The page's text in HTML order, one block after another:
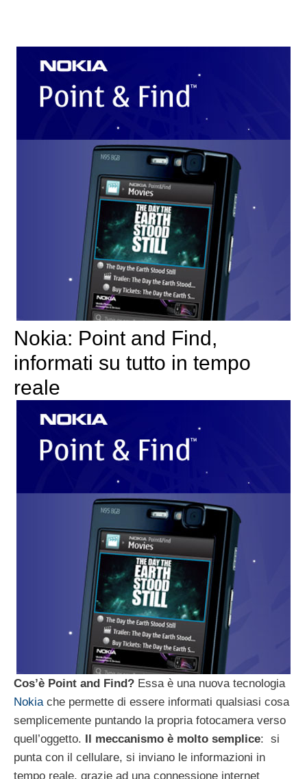
Nokia: Point and Find,
informati su tutto in tempo
reale
Cos’è Point and Find? Essa è una nuova tecnologia
Nokiache permette di essere informati qualsiasi cosa
semplicemente puntando la propria fotocamera verso
quell’oggetto. Il meccanismo è molto semplice: si
punta con il cellulare, si inviano le informazioni in
tempo reale, grazie ad una connessione internet